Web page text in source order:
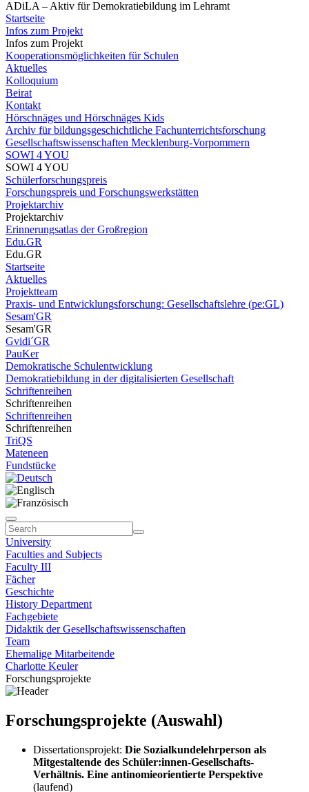
ADiLA – Aktiv für Demokratiebildung im Lehramt
Startseite
Infos zum Projekt
Infos zum Projekt
Kooperationsmöglichkeiten für Schulen
Aktuelles
Kolloquium
Beirat
Kontakt
Hörschnäges und Hörschnäges Kids
Archiv für bildungsgeschichtliche Fachunterrichtsforschung
Gesellschaftswissenschaften Mecklenburg-Vorpommern
SOWI 4 YOU
SOWI 4 YOU
Schülerforschungspreis
Forschungspreis und Forschungswerkstätten
Projektarchiv
Projektarchiv
Erinnerungsatlas der Großregion
Edu.GR
Edu.GR
Startseite
Aktuelles
Projektteam
Praxis- und Entwicklungsforschung: Gesellschaftslehre (pe:GL)
Sesam'GR
Sesam'GR
Gvidi´GR
PauKer
Demokratische Schulentwicklung
Demokratiebildung in der digitalisierten Gesellschaft
Schriftenreihen
Schriftenreihen
Schriftenreihen
Schriftenreihen
TriQS
Mateneen
Fundstücke
University
Faculties and Subjects
Faculty III
Fächer
Geschichte
History Department
Fachgebiete
Didaktik der Gesellschaftswissenschaften
Team
Ehemalige Mitarbeitende
Charlotte Keuler
Forschungsprojekte
Forschungsprojekte (Auswahl)
Dissertationsprojekt: Die Sozialkundelehrperson als
Mitgestaltende des Schüler:innen-Gesellschafts-
Verhältnis. Eine antinomieorientierte Perspektive
(laufend)